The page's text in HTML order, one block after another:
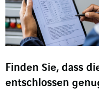
Finden Sie, dass
entschlossen